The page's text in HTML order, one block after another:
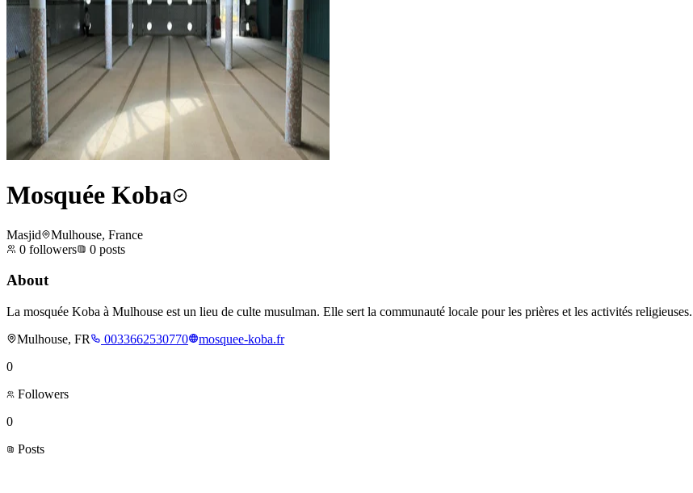
Mosquée Koba
Masjid
Mulhouse, France
0 followers 0 posts
About
La mosquée Koba à Mulhouse est un lieu de culte musulman. Elle sert la communauté locale pour les prières et les activités religieuses.
Mulhouse, FR
0033662530770
mosquee-koba.fr
0
Followers
0
Posts